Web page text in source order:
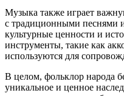
Музыка также играет
с традиционными песнями
культурные ценности и
инструменты, такие как
используются для
В целом, фольклор народа
уникальное и ценное